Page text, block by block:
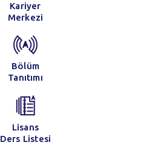
Kariyer
Merkezi
Bölüm
Tanıtımı
Lisans
Ders Listesi